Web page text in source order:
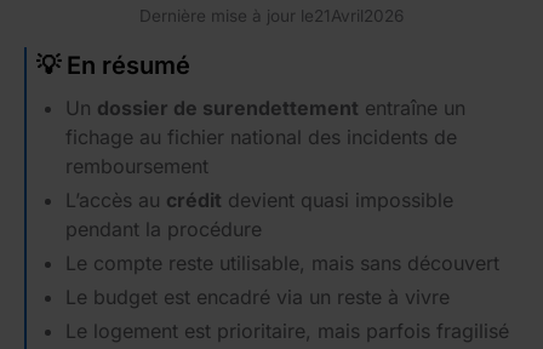
Dernière mise à jour le21Avril2026
💡 En résumé
Un dossier de surendettement entraîne un
fichage au fichier national des incidents de
remboursement
L’accès au crédit devient quasi impossible
pendant la procédure
Le compte reste utilisable, mais sans découvert
Le budget est encadré via un reste à vivre
Le logement est prioritaire, mais parfois fragilisé